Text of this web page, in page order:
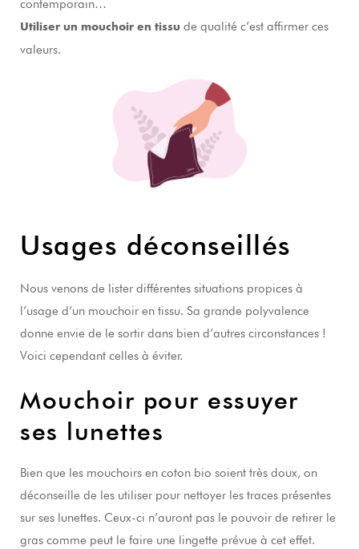
contemporain…
Utiliser un mouchoir en tissu de qualité c’est affirmer ces
valeurs.
Usages déconseillés
Nous venons de lister différentes situations propices à
l’usage d’un mouchoir en tissu. Sa grande polyvalence
donne envie de le sortir dans bien d’autres circonstances !
Voici cependant celles à éviter.
Mouchoir pour essuyer
ses lunettes
Bien que les mouchoirs en coton bio soient très doux, on
déconseille de les utiliser pour nettoyer les traces présentes
sur ses lunettes. Ceux-ci n’auront pas le pouvoir de retirer le
gras comme peut le faire une lingette prévue à cet effet.